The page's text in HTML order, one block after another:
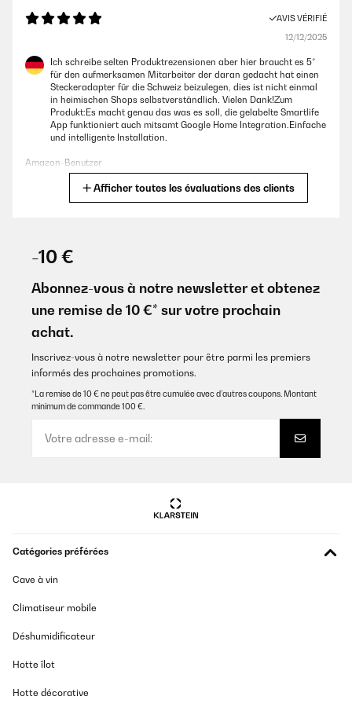
AVIS VÉRIFIÉ
12/12/2025
Ich schreibe selten Produktrezensionen aber hier braucht es 5*
für den aufmerksamen Mitarbeiter der daran gedacht hat einen
Steckeradapter für die Schweiz beizulegen, dies ist nicht einmal
in heimischen Shops selbstverständlich. Vielen Dank!Zum
Produkt:Es macht genau das was es soll, die gelabelte Smartlife
App funktioniert auch mitsamt Google Home Integration.Einfache
und intelligente Installation.
Amazon-Benutzer
Utilisateur d'Amazon
Traduire
Habe diese sehr schmalen Heizkörper für Deckenmontage in
Fläche von 24qm sicher knapp bemessen. Sie schaffen aber, gut
abdecken.Anders als manche Rezensenten zuvor erhielt ich
perfekte Ware ohne Fehler. Die Heizkörper finde ich auch optisch
ist sinnvoll). Ein Problem gibt es mit dem Pairing der
muss man sie mit dem Heizsteuer-Kästchen auf der
anschalten (1x Piepton, rote LED leuchtet). An Fernbedienung -
und + gleichzeitig drücken, diese dabei in unmittelbarer Nähe zum
leuchtet und ein Doppelpiepton ertönt, hat es geklappt. Hat
musste ich hierfür nochmal abnehmen, was lästig ist).Ein
Fernbedienungen schalten zwar, aber messen die Temperatur
Afficher toutes les évaluations des clients
-10 €
Abonnez-vous à notre newsletter et obtenez
une remise de 10 €* sur votre prochain
achat.
Inscrivez-vous à notre newsletter pour être parmi les premiers
informés des prochaines promotions.
*La remise de 10 € ne peut pas être cumulée avec d’autres coupons. Montant
minimum de commande 100 €.
Catégories préférées
Cave à vin
Climatiseur mobile
Déshumidificateur
Hotte îlot
Hotte décorative